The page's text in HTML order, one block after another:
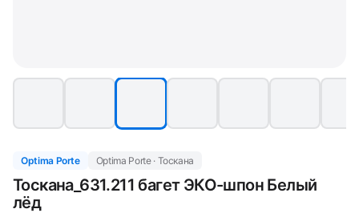
Optima Porte Optima Porte · Тоскана
Тоскана_631.211 багет ЭКО-шпон Белый
лёд